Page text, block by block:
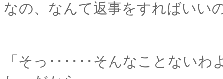
なの、なんて返事をすればいい
「そっ･･････そんなことない